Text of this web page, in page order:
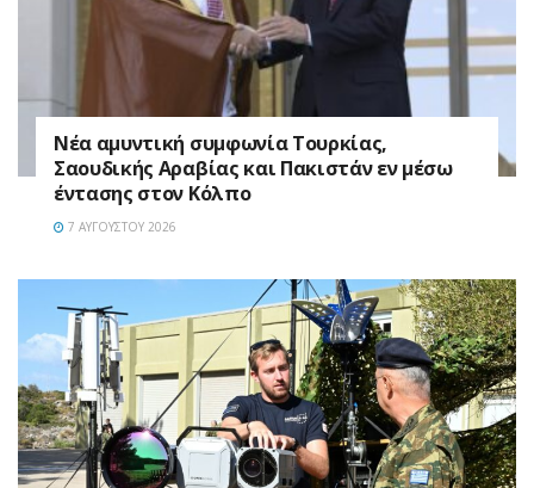
Νέα αμυντική συμφωνία Τουρκίας,
Σαουδικής Αραβίας και Πακιστάν εν μέσω
έντασης στον Κόλπο
7 ΑΥΓΟΎΣΤΟΥ 2026